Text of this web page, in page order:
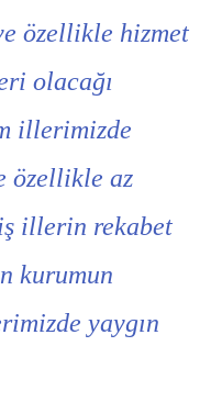
özellikle hizmet
olacağı
illerimizde
özellikle az
illerin rekabet
kurumun
yaygın